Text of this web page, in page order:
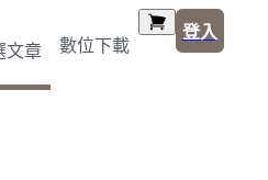
文章 數位下載
登入